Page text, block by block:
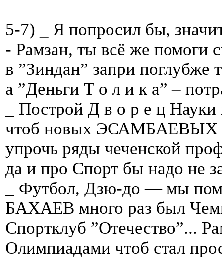
5-7) _ Я попросил бы,
- Рамзан, ты всё же помоги
в ”Зиндан” запри поглубже
а ”Деньги Т о л и к а” –
_ Построй Д в о р е ц
чтоб новых ЭСАМБАЕВЫХ
упрочь ряды чеченской
да и про Спорт бы надо не
_ Футбол, Дзю-до — мы
БАХАЕВ много раз был
Спортклуб ”Отечество”...
Олимпиадами чтоб стал